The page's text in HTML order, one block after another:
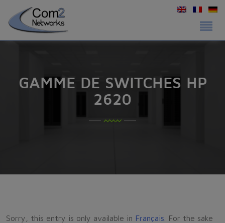
GAMME DE SWITCHES HP
2620
Sorry, this entry is only available in Français . For the sake